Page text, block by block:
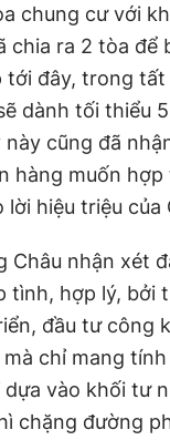
chung cư với
chia ra 2 tòa để
tới đây, trong tất
dành tối thiểu
cũng đã
hàng muốn hợp
lời hiệu triệu của
Châu nhận xét
tình, hợp lý, bởi
đầu tư công
chỉ mang
dựa vào khối tư
chặng đường